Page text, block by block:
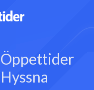
Öppettider
Hyssna